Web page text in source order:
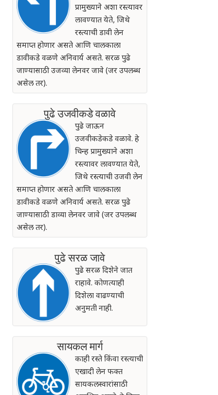
प्रामुख्याने अशा रस्त्यावर
लावण्यात येते, जिथे
रस्त्याची डावी लेन
समाप्त होणार असते आणि चालकाला
डावीकडे वळणे अनिवार्य असते. सरळ पुढे
जाण्यासाठी उजव्या लेनवर जावे (जर उपलब्ध
असेल तर).
पुढे उजवीकडे वळावे
पुढे जाऊन
उजवीकडेकडे वळावे. हे
चिन्ह प्रामुख्याने अशा
रस्त्यावर लावण्यात येते,
जिथे रस्त्याची उजवी लेन
समाप्त होणार असते आणि चालकाला
डावीकडे वळणे अनिवार्य असते. सरळ पुढे
जाण्यासाठी डाव्या लेनवर जावे (जर उपलब्ध
असेल तर).
पुढे सरळ जावे
पुढे सरळ दिशेने जात
राहावे. कोणत्याही
दिशेला वाढण्याची
अनुमती नाही.
सायकल मार्ग
काही रस्ते किंवा रस्त्याची
एखादी लेन फक्त
सायकलस्वारांसाठी